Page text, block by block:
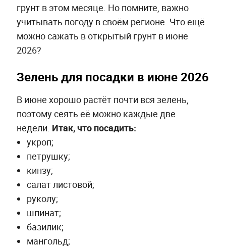
грунт в этом месяце. Но помните, важно
учитывать погоду в своём регионе. Что ещё
можно сажать в открытый грунт в июне
2026?
Зелень для посадки в июне 2026
В июне хорошо растёт почти вся зелень,
поэтому сеять её можно каждые две
недели. Итак, что посадить:
укроп;
петрушку;
кинзу;
салат листовой;
руколу;
шпинат;
базилик;
мангольд;